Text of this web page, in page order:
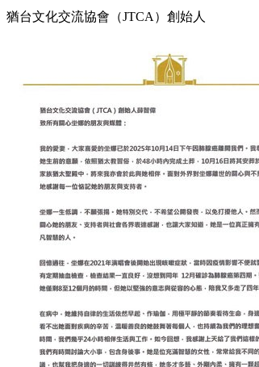
猶台⽂化交流協會（JTCA）創始⼈